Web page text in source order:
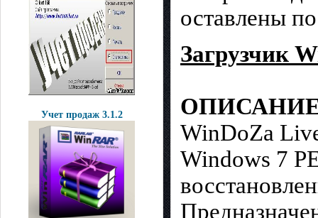
Учет продаж 3.1.2
оставлены
Загрузчик
WinDoZa
Windows 7